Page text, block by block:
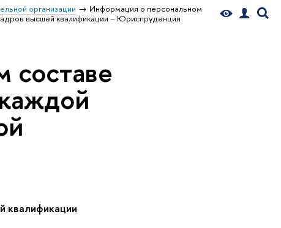
организации
Информация о персональном
высшей квалификации – Юриспруденция
составе
квалификации